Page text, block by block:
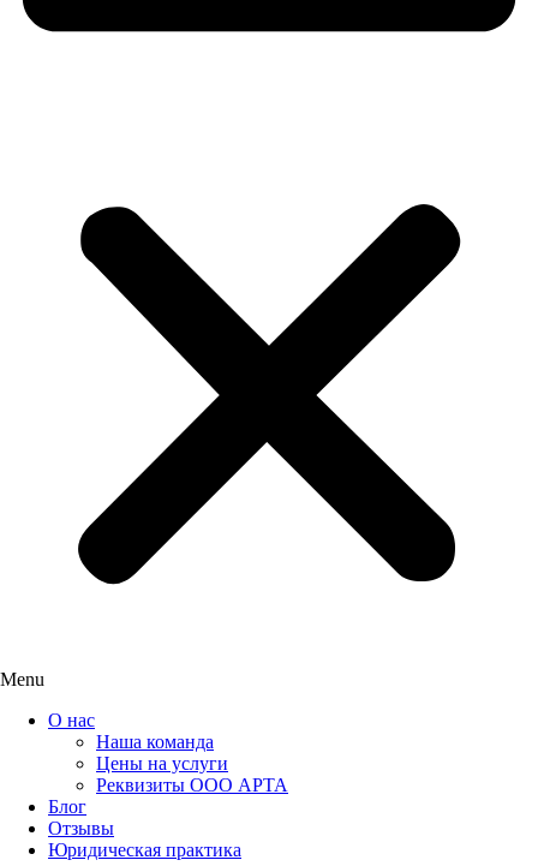
Menu
О нас
Наша команда
Цены на услуги
Реквизиты ООО АРТА
Блог
Отзывы
Юридическая практика